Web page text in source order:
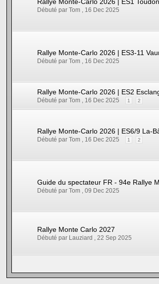
Débuté par Tom , 16 Dec 2025
Rallye Monte-Carlo 2026 | ES3-11
Débuté par Tom , 16 Dec 2025
Rallye Monte-Carlo 2026 | ES2
Débuté par Tom , 16 Dec 2025 1 2
Rallye Monte-Carlo 2026 | ES6/9 La-
Débuté par Tom , 16 Dec 2025 1 2
Guide du spectateur FR - 94e Rallye
Débuté par Tom ,09 Dec 2025
Rallye Monte Carlo 2027
Débuté par Lauziard ,22 Sep 2025